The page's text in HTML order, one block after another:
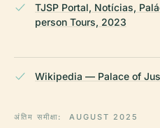
TJSP Portal, Notícias,
person Tours, 2023
Wikipedia — Palace of
अंतिम समीक्षा: AUGUST 2025